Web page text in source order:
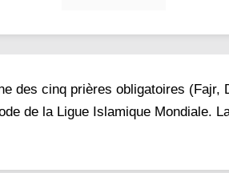
des cinq prières obligatoires (Fajr,
de la Ligue Islamique Mondiale.